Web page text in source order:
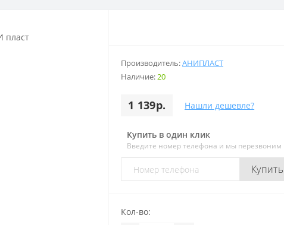
Производитель:АНИПЛАСТ
Наличие:20
1 139р. Нашли дешевле?
Купить в один клик
Введите номер телефона и мы перезвоним
Купить
Кол-во: